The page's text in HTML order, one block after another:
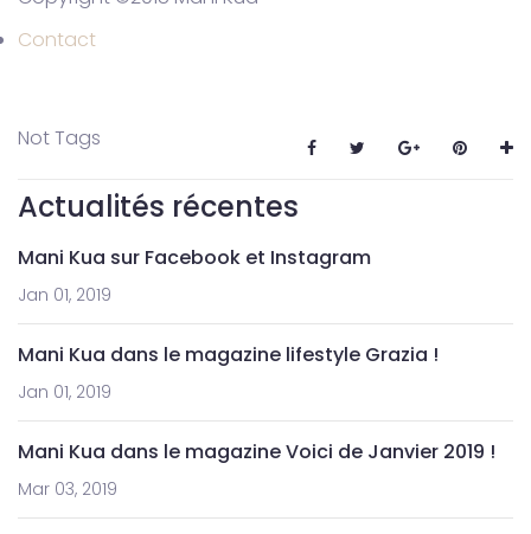
Contact
Not Tags
Actualités récentes
Mani Kua sur Facebook et Instagram
Jan 01, 2019
Mani Kua dans le magazine lifestyle Grazia !
Jan 01, 2019
Mani Kua dans le magazine Voici de Janvier 2019 !
Mar 03, 2019